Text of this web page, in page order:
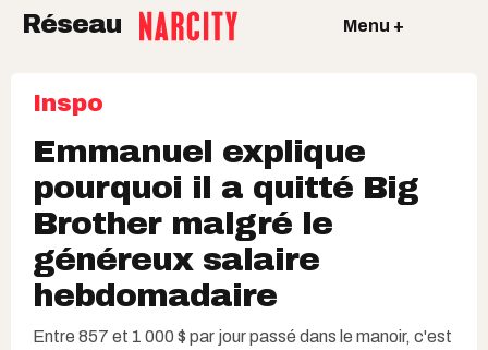
Réseau Menu +
Inspo
Emmanuel explique
pourquoi il a quitté Big
Brother malgré le
généreux salaire
hebdomadaire
Entre 857 et 1 000 $ par jour passé dans le manoir, c'est